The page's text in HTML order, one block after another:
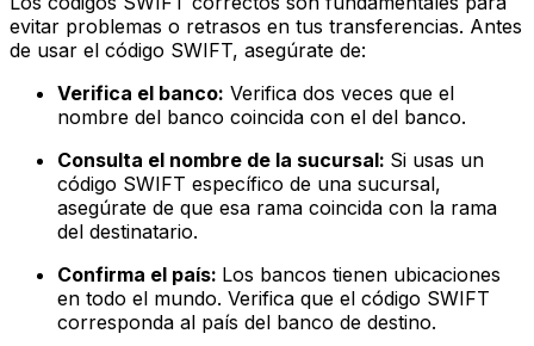
evitar problemas o retrasos en tus transferencias. Antes
de usar el código SWIFT, asegúrate de:
Verifica el banco: Verifica dos veces que el
nombre del banco coincida con el del banco.
Consulta el nombre de la sucursal: Si usas un
código SWIFT específico de una sucursal,
asegúrate de que esa rama coincida con la rama
del destinatario.
Confirma el país: Los bancos tienen ubicaciones
en todo el mundo. Verifica que el código SWIFT
corresponda al país del banco de destino.